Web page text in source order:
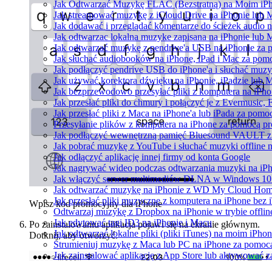
Jak Odtwarzać Muzykę FLAC (Bezstratną) na Moim
Jak streamować muzykę z iCloud Drive na iPhonie lub
Jak dodawać i przeglądać komentarze do ścieżek
Jak odtwarzac lokalna muzyke zapisana na iPhonie lub
Jak odtwarzać muzykę z pendrive'a USB na iPhonie
Jak słuchać audiobooków na iPhone, iPad i Mac za
Jak podłączyć pendrive USB do iPhone'a i słuchać
Jak używać korektora dźwięku na iPhonie, iPadzie lub
Jak bezprzewodowo przesyłać pliki z komputera na
Jak przesłać pliki do chmury i połączyć je z Evermusic,
Jak przesłać pliki z Maca na iPhone'a lub iPada za
Przesyłanie plików z komputera na iPhone za pomocą
Jak podłączyć wewnętrzną pamięć Bluesound VAULT
Jak pobrać muzykę z YouTube i słuchać muzyki offline
Jak odłączyć aplikację innej firmy od konta Google
Jak nagrywać wideo podczas odtwarzania muzyki na
Jak włączyć serwer multimediów DLNA w Windows
Jak odtwarzać muzykę na iPhonie z WD My Cloud
Jak przesłać pliki muzyczne z komputera na iPhone
Odtwarzaj muzykę z Dropbox na iPhonie w trybie
Jak edytować tagi ID3 na iPhonie i Macu
Jak odtwarzać lokalne pliki (pliki iTunes) na moim
Strumieniuj muzykę z Maca lub PC na iPhone za
Jak zainstalować aplikację z App Store lub aktywować
Wpisz kod promocyjny dla iPhone
Po zainstalowaniu aplikacja pojawi się na ekranie głównym.
Dotknij, aby otworzyć.